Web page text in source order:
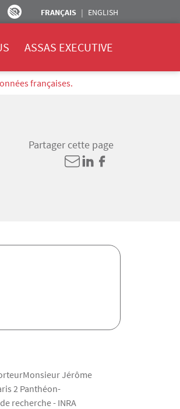
FRANÇAIS ENGLISH
ASSAS EXECUTIVE
françaises.
Partager cette page
Jérôme
2 Panthéon-
recherche - INRA